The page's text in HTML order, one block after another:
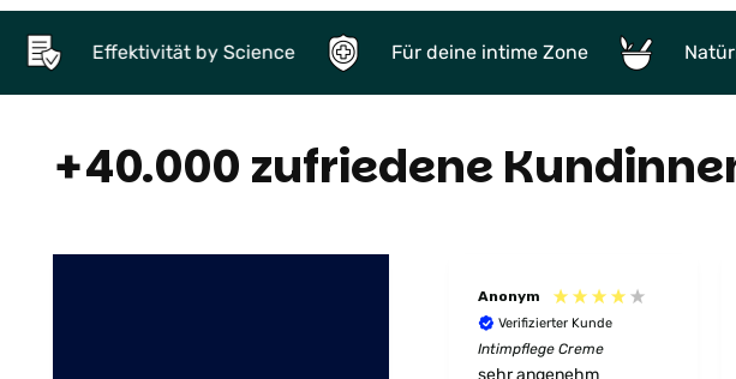
by Science Für deine intime Zone Natürliche &
+40.000 zufriedene
Anonym
Verifizierter Kunde
Intimpflege Creme
sehr angenehm